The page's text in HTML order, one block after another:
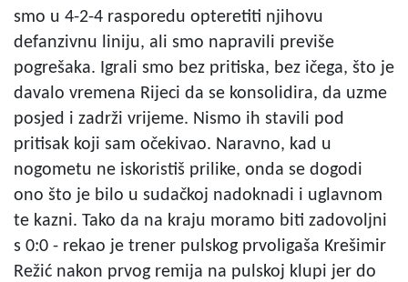
smo u 4-2-4 rasporedu opteretiti njihovu
defanzivnu liniju, ali smo napravili previše
pogrešaka. Igrali smo bez pritiska, bez ičega, što je
davalo vremena Rijeci da se konsolidira, da uzme
posjed i zadrži vrijeme. Nismo ih stavili pod
pritisak koji sam očekivao. Naravno, kad u
nogometu ne iskoristiš prilike, onda se dogodi
ono što je bilo u sudačkoj nadoknadi i uglavnom
te kazni. Tako da na kraju moramo biti zadovoljni
s 0:0 - rekao je trener pulskog prvoligaša Krešimir
Režić nakon prvog remija na pulskoj klupi jer do